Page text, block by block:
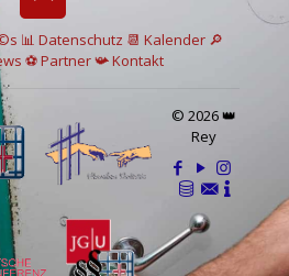
📊 Datenschutz 📆 Kalender 🔎
⚽Partner📯Kontakt
© 2026 👑
Rey